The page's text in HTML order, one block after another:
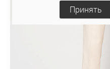
Принять